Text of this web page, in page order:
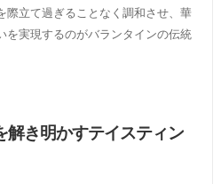
際立て過ぎることなく調和させ、華
を実現するのがバランタインの伝統
解き明かすテイスティン